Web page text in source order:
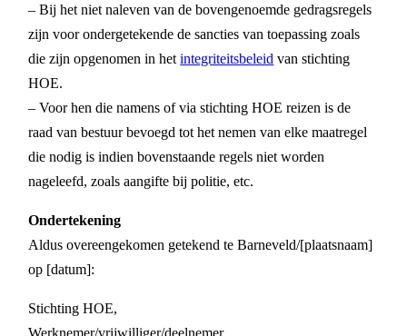
– Bij het niet naleven van de bovengenoemde gedragsregels
zijn voor ondergetekende de sancties van toepassing zoals
die zijn opgenomen in hetintegriteitsbeleid van stichting
HOE.
– Voor hen die namens of via stichting HOE reizen is de
raad van bestuur bevoegd tot het nemen van elke maatregel
die nodig is indien bovenstaande regels niet worden
nageleefd, zoals aangifte bij politie, etc.
Ondertekening
Aldus overeengekomen getekend te Barneveld/[plaatsnaam]
op [datum]:
Stichting HOE,
Werknemer/vrijwilliger/deelnemer,